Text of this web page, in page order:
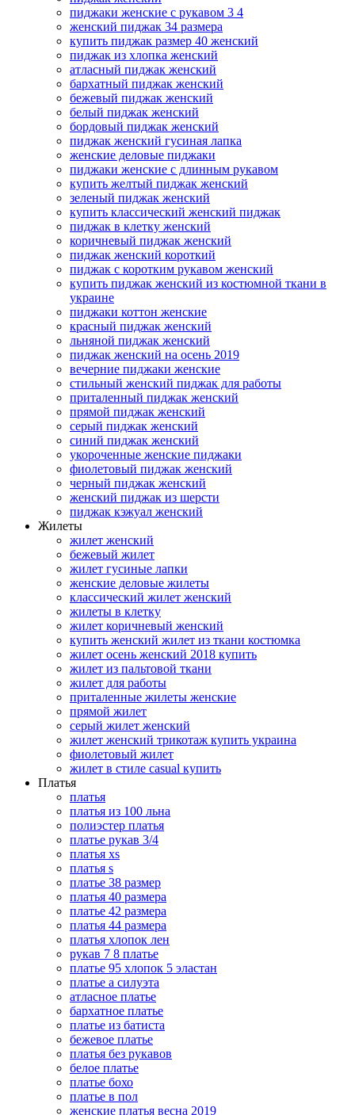
пиджаки женские с рукавом 3 4
женский пиджак 34 размера
купить пиджак размер 40 женский
пиджак из хлопка женский
атласный пиджак женский
бархатный пиджак женский
бежевый пиджак женский
белый пиджак женский
бордовый пиджак женский
пиджак женский гусиная лапка
женские деловые пиджаки
пиджаки женские с длинным рукавом
купить желтый пиджак женский
зеленый пиджак женский
купить классический женский пиджак
пиджак в клетку женский
коричневый пиджак женский
пиджак женский короткий
пиджак с коротким рукавом женский
купить пиджак женский из костюмной ткани в
украине
пиджаки коттон женские
красный пиджак женский
льняной пиджак женский
пиджак женский на осень 2019
вечерние пиджаки женские
стильный женский пиджак для работы
приталенный пиджак женский
прямой пиджак женский
серый пиджак женский
синий пиджак женский
укороченные женские пиджаки
фиолетовый пиджак женский
черный пиджак женский
женский пиджак из шерсти
пиджак кэжуал женский
Жилеты
жилет женский
бежевый жилет
жилет гусиные лапки
женские деловые жилеты
классический жилет женский
жилеты в клетку
жилет коричневый женский
купить женский жилет из ткани костюмка
жилет осень женский 2018 купить
жилет из пальтовой ткани
жилет для работы
приталенные жилеты женские
прямой жилет
серый жилет женский
жилет женский трикотаж купить украина
фиолетовый жилет
жилет в стиле casual купить
Платья
платья
платья из 100 льна
полиэстер платья
платье рукав 3/4
платья xs
платья s
платье 38 размер
платья 40 размера
платье 42 размера
платья 44 размера
платья хлопок лен
рукав 7 8 платье
платье 95 хлопок 5 эластан
платье а силуэта
атласное платье
бархатное платье
платье из батиста
бежевое платье
платья без рукавов
белое платье
платье бохо
платье в пол
женские платья весна 2019